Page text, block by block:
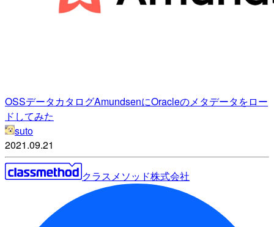
OSSデータカタログAmundsenにOracleのメタデータをロー
ドしてみた
suto
2021.09.21
クラスメソッド株式会社